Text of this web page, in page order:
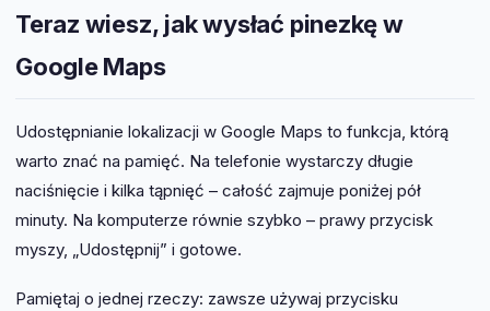
zakładkę „Osadź mapę”. Skopiuj kod iframe i wklej
go w edytorze WordPress w bloku
„Niestandardowy HTML” (tryb klasyczny) lub przez
blok „HTML” w Gutenbergu. Mapa pojawi się
Teraz wiesz, jak wysłać pinezkę w
Google Maps
Udostępnianie lokalizacji w Google Maps to funkcja, którą
warto znać na pamięć. Na telefonie wystarczy długie
naciśnięcie i kilka tąpnięć – całość zajmuje poniżej pół
minuty. Na komputerze równie szybko – prawy przycisk
myszy, „Udostępnij” i gotowe.
Pamiętaj o jednej rzeczy: zawsze używaj przycisku